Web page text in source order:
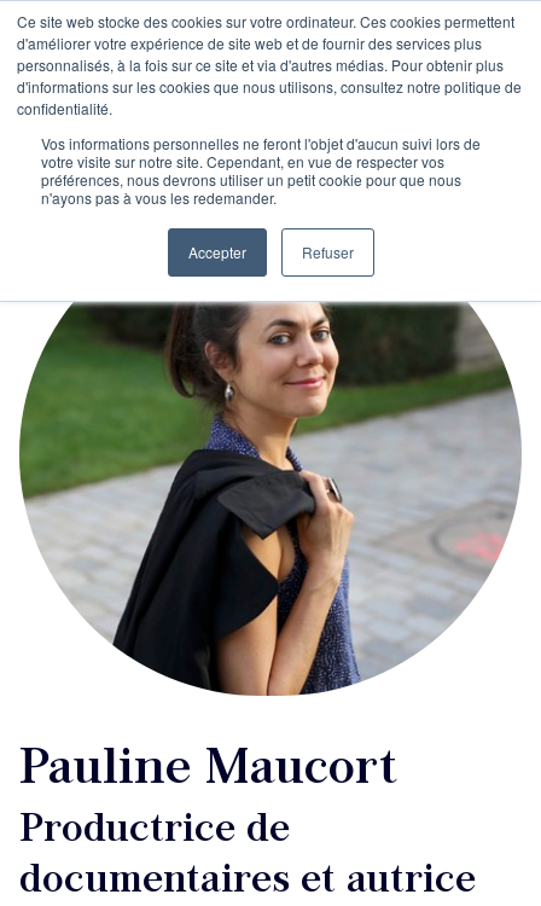
Ce site web stocke des cookies sur votre ordinateur. Ces cookies permettent
d'améliorer votre expérience de site web et de fournir des services plus
personnalisés, à la fois sur ce site et via d'autres médias. Pour obtenir plus
d'informations sur les cookies que nous utilisons, consultez notre politique de
confidentialité.
Vos informations personnelles ne feront l'objet d'aucun suivi lors de
votre visite sur notre site. Cependant, en vue de respecter vos
préférences, nous devrons utiliser un petit cookie pour que nous
n'ayons pas à vous les redemander.
Accepter Refuser
Pauline Maucort
Productrice de
documentaires et autrice